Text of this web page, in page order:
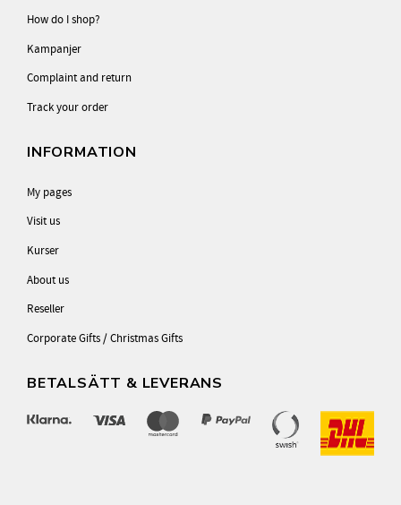
How do I shop?
Kampanjer
Complaint and return
Track your order
INFORMATION
My pages
Visit us
Kurser
About us
Reseller
Corporate Gifts / Christmas Gifts
BETALSÄTT & LEVERANS